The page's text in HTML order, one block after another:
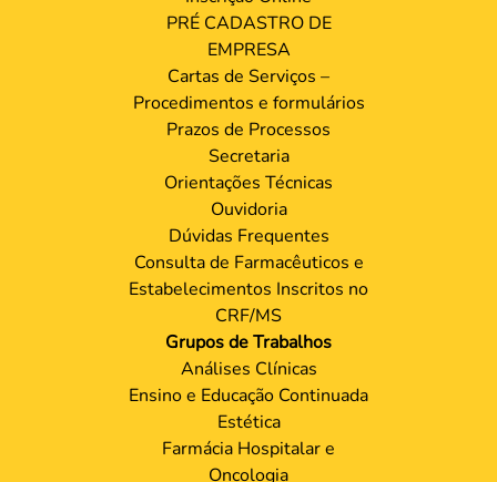
PRÉ CADASTRO DE
EMPRESA
Cartas de Serviços –
Procedimentos e formulários
Prazos de Processos
Secretaria
Orientações Técnicas
Ouvidoria
Dúvidas Frequentes
Consulta de Farmacêuticos e
Estabelecimentos Inscritos no
CRF/MS
Grupos de Trabalhos
Análises Clínicas
Ensino e Educação Continuada
Estética
Farmácia Hospitalar e
Oncologia